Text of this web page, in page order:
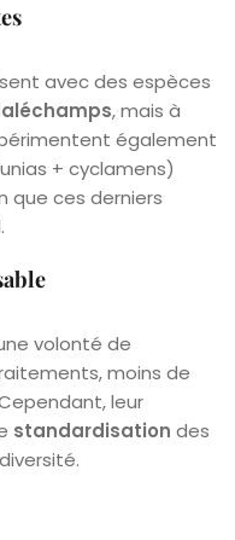
avec des espèces
, mais à
également
+ cyclamens)
que ces derniers
volonté de
moins de
leur
standardisation des